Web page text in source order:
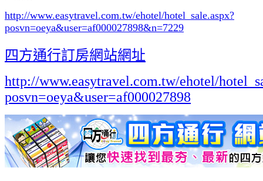
http://www.easytravel.com.tw/ehotel/hotel_sale.aspx?
posvn=oeya&user=af000027898&n=7229
四方通行訂房網站網址
http://www.easytravel.com.tw/ehotel/
posvn=oeya&user=af000027898